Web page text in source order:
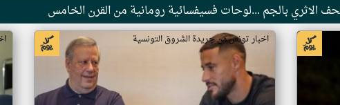
الاثري بالجم ...لوحات فسيفسائية رومانية من القرن الخامس
اخبار تونس من جريدة الشروق التونسية